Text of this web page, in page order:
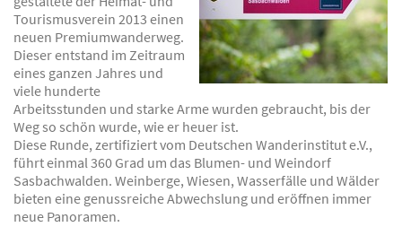
Tourismusverein 2013 einen
neuen Premiumwanderweg.
Dieser entstand im Zeitraum
eines ganzen Jahres und
viele hunderte
Arbeitsstunden und starke Arme wurden gebraucht, bis der
Weg so schön wurde, wie er heuer ist.
Diese Runde, zertifiziert vom Deutschen Wanderinstitut e.V.,
führt einmal 360 Grad um das Blumen- und Weindorf
Sasbachwalden. Weinberge, Wiesen, Wasserfälle und Wälder
bieten eine genussreiche Abwechslung und eröffnen immer
neue Panoramen.